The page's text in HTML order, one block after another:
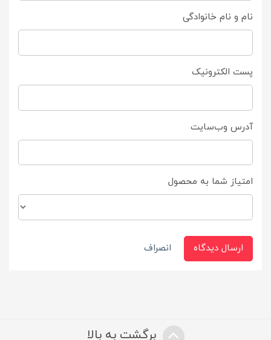
نام و نام خانوادگی
پست الکترونیک
آدرس وب‌سایت
امتیاز شما به محصول
ارسال دیدگاه انصراف
برگشت به بالا